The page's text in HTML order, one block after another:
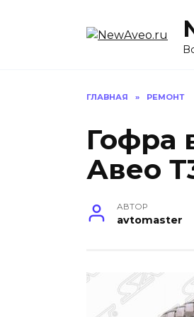
ГЛАВНАЯ » РЕМОНТ
Гофра
Авео
АВТОР
avtomaster